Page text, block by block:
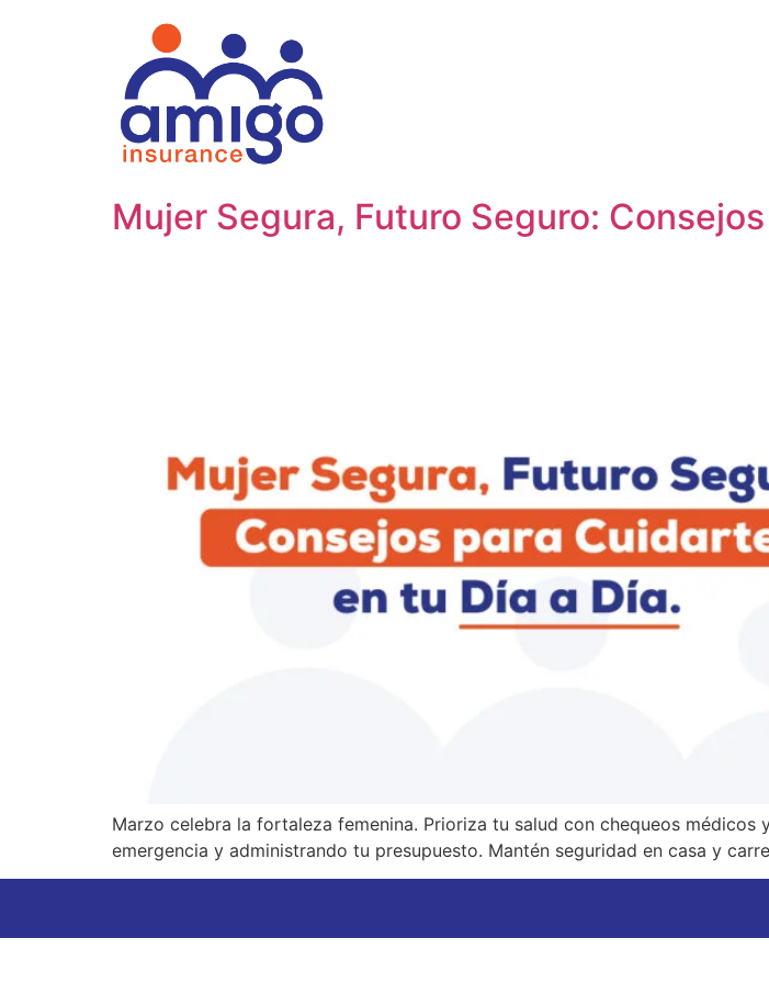
Mujer Segura, Futuro Seguro:
Marzo celebra la fortaleza femenina. Prioriza tu salud con chequeos
emergencia y administrando tu presupuesto. Mantén seguridad en casa y